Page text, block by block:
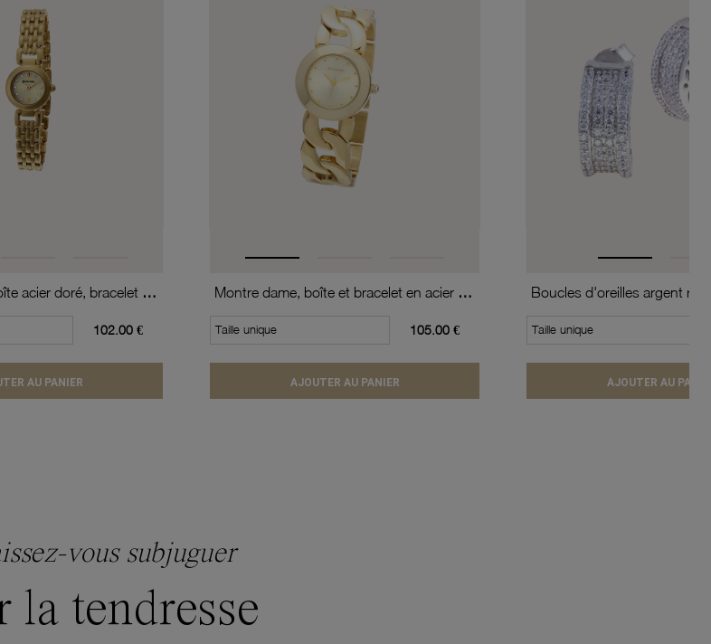
Montre dame, boîte acier doré, bracelet acier doré et verre minéral
102.00 €
AU PANIER
Montre dame, boîte et bracelet en acier doré
Taille unique 105.00 €
AJOUTER AU PANIER
Taille unique
AJOUTER AU
vous subjuguer
la tendresse